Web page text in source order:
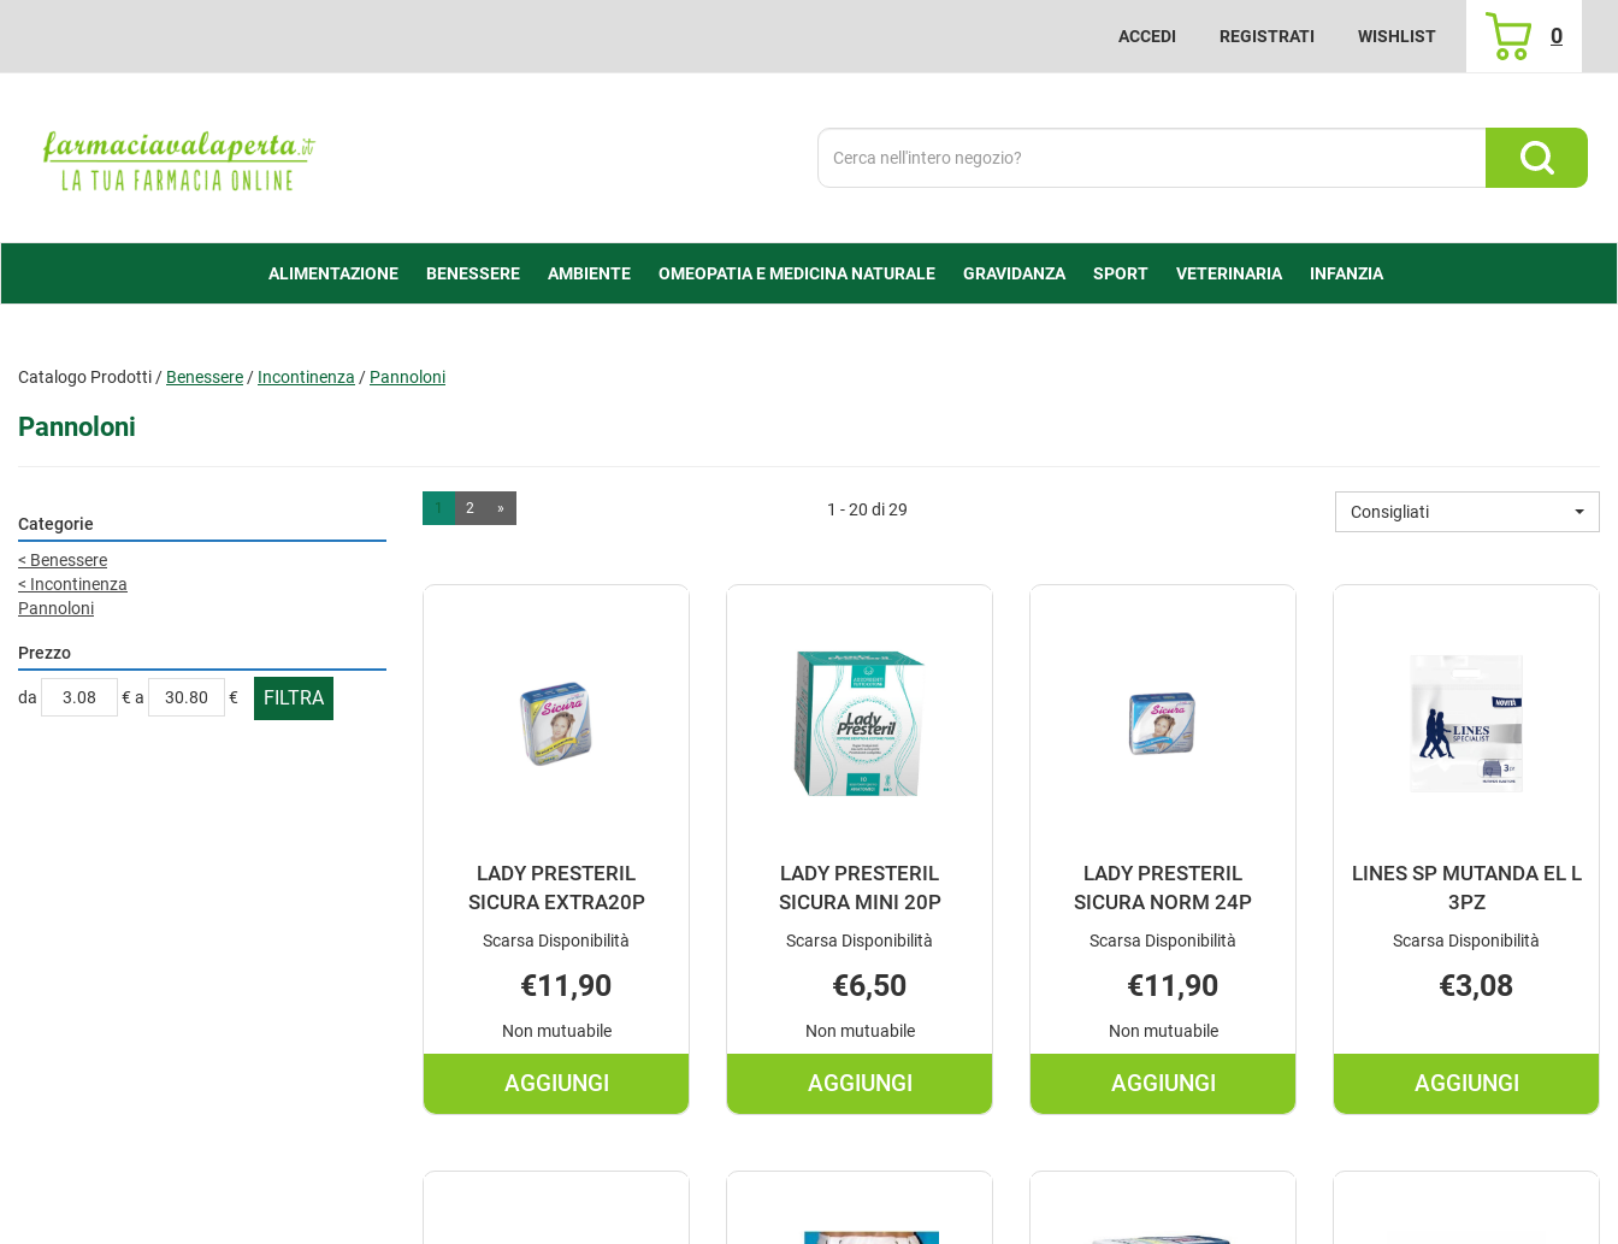
ACCEDI REGISTRATI WISHLIST 0
ARTICOLI
INSERITI
Valaperta
Cerca
Prodotto
Cerca
ALIMENTAZIONE BENESSERE AMBIENTE OMEOPATIA E MEDICINA NATURALE GRAVIDANZA SPORT VETERINARIA INFANZIA
Catalogo Prodotti / Benessere / Incontinenza / Pannoloni
Pannoloni
Categorie
< Benessere
< Incontinenza
Pannoloni
Prezzo
filtra
da €
filtra
a €
1 2 » 1 - 20 di 29 Consigliati
LADY PRESTERIL
SICURA EXTRA20P
Scarsa Disponibilità
€11,90
Non mutuabile
AGGIUNGI
AGGIUNGI LADY
SICURA
LADY PRESTERIL
SICURA MINI 20P
Scarsa Disponibilità
€6,50
Non mutuabile
AGGIUNGI
AGGIUNGI LADY
SICURA
20P AL
LADY PRESTERIL
SICURA NORM 24P
Scarsa Disponibilità
€11,90
Non mutuabile
AGGIUNGI
AGGIUNGI LADY
SICURA
24P AL
LINES SP MUTANDA EL L
3PZ
Scarsa Disponibilità
€3,08
AGGIUNGI
AGGIUNGI
MUTANDA